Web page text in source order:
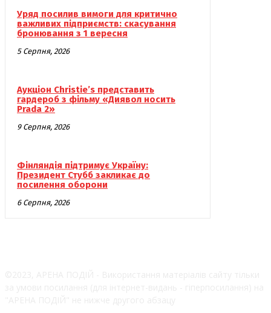
Уряд посилив вимоги для критично
важливих підприємств: скасування
бронювання з 1 вересня
5 Серпня, 2026
Аукціон Christie’s представить
гардероб з фільму «Диявол носить
Prada 2»
9 Серпня, 2026
Фінляндія підтримує Україну:
Президент Стубб закликає до
посилення оборони
6 Серпня, 2026